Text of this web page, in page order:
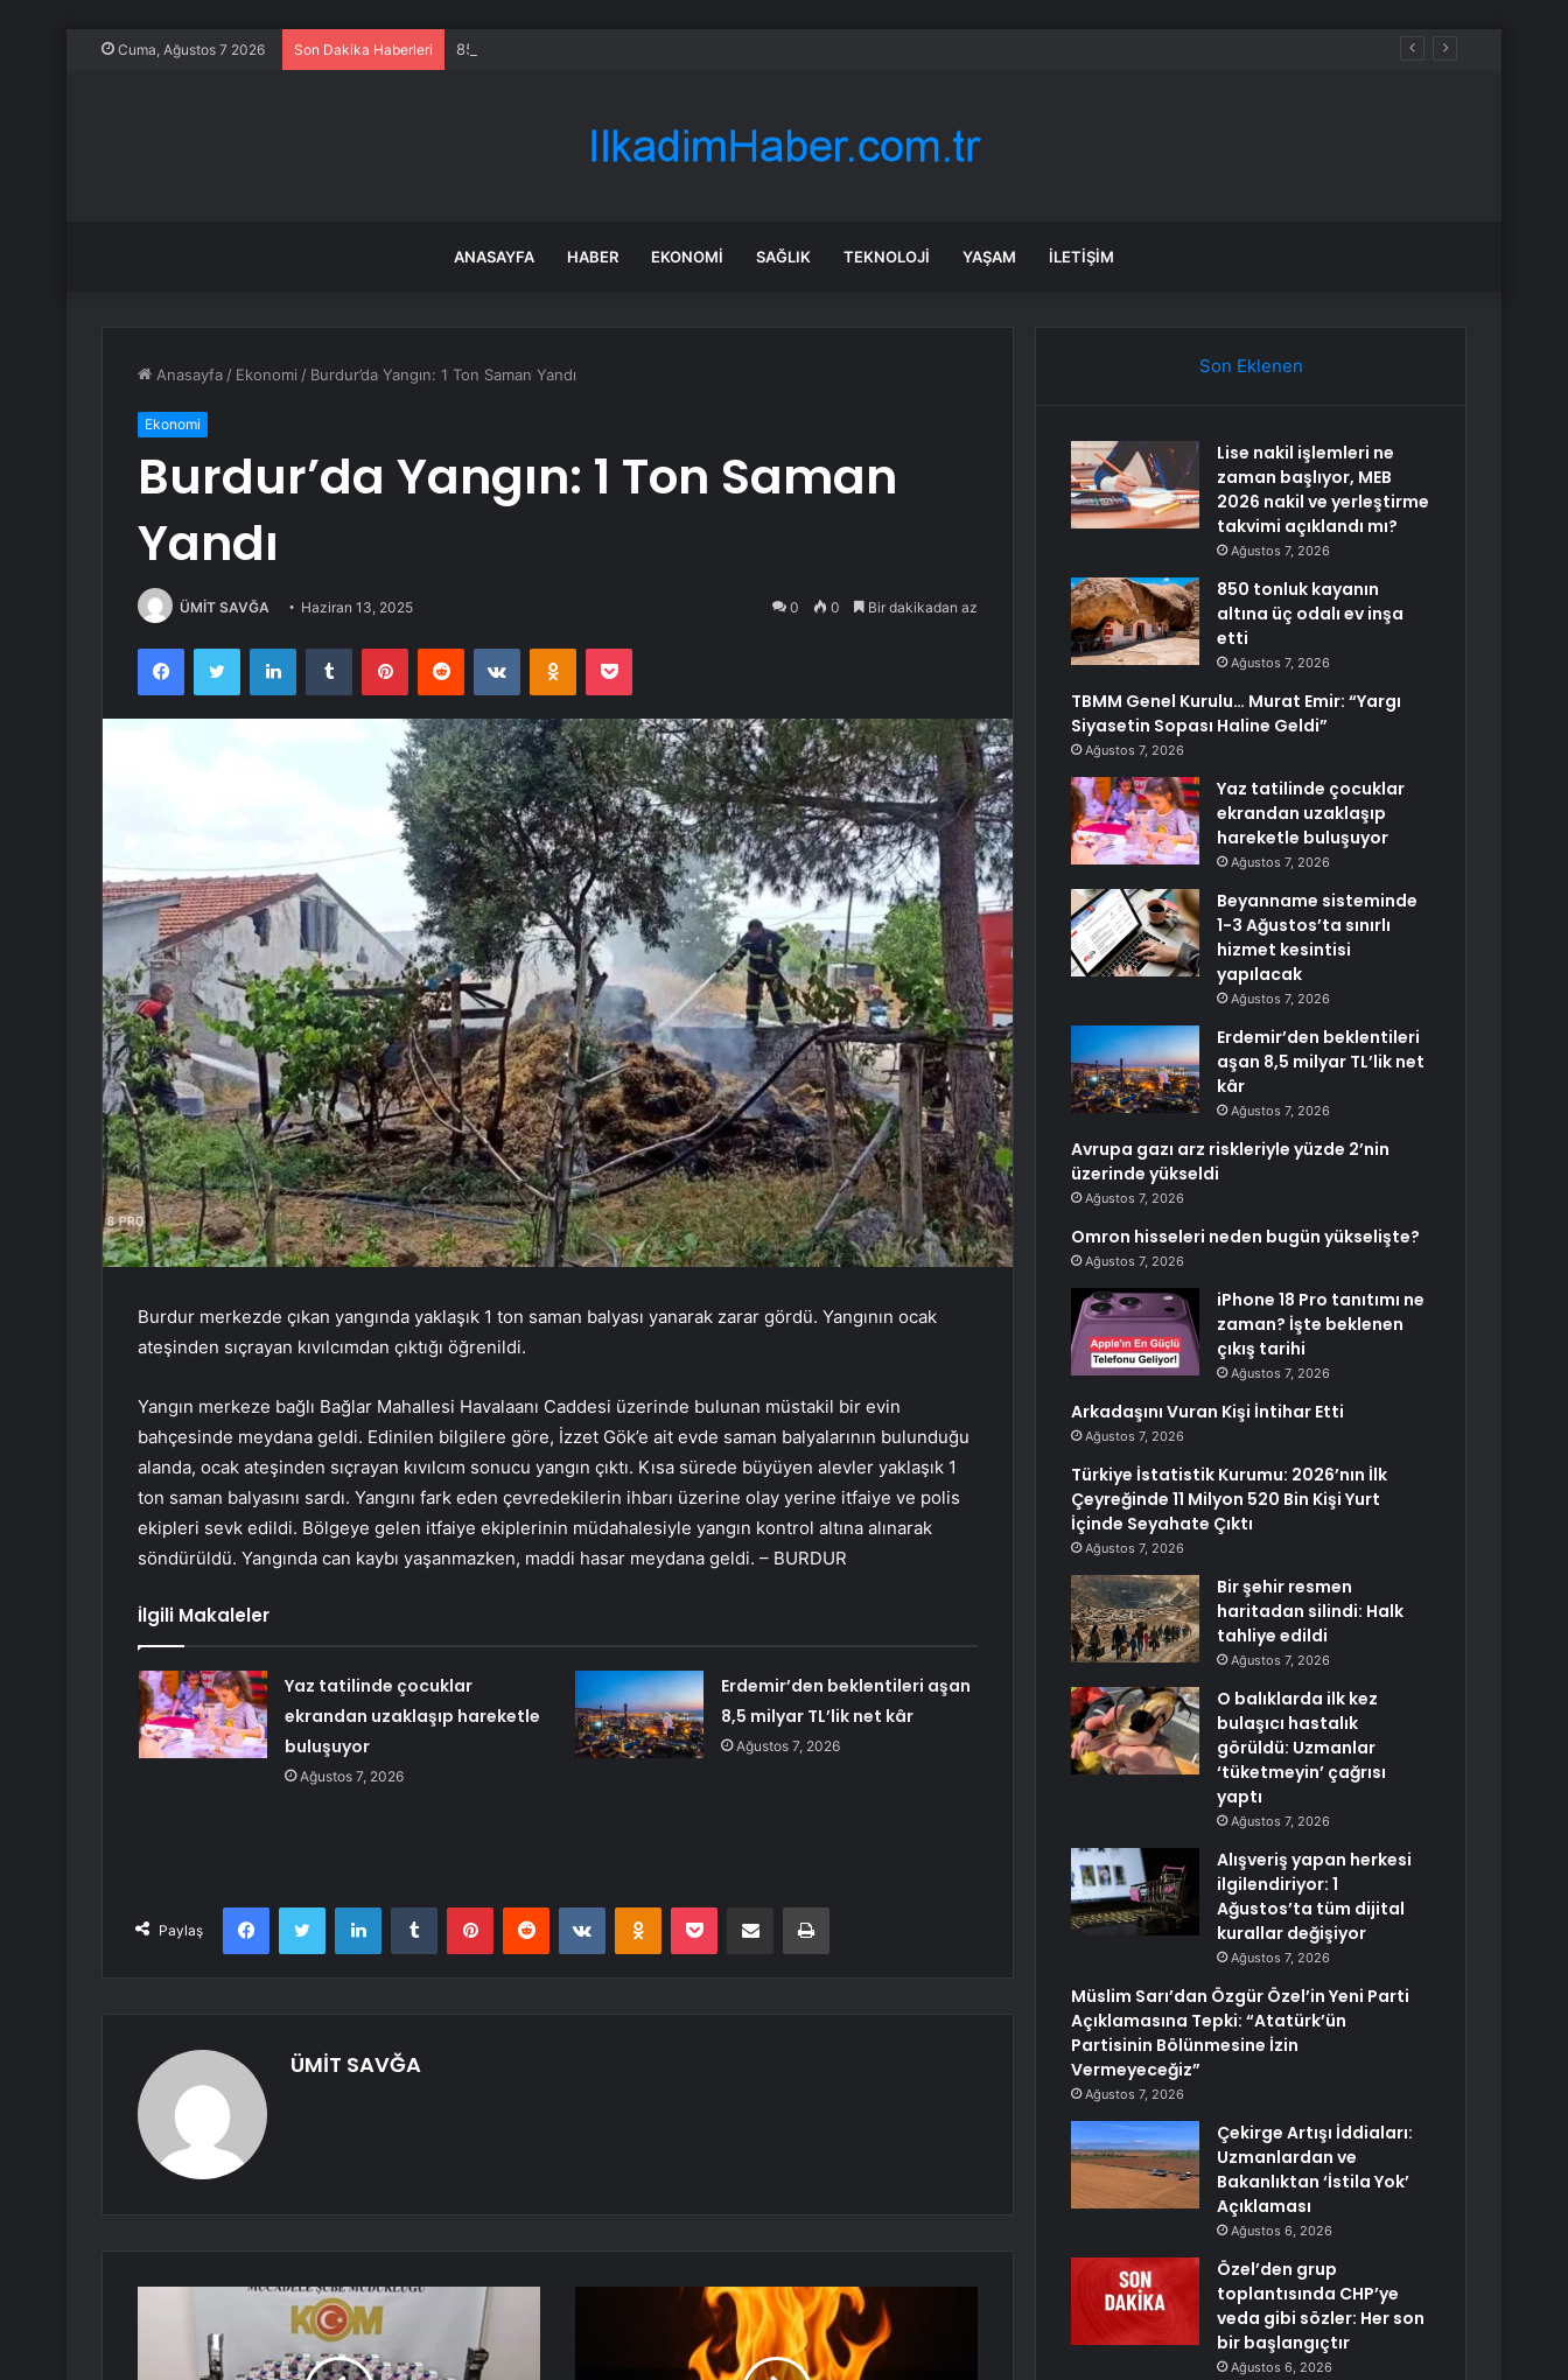
Cuma, Ağustos 7 2026 Son Dakika Haberleri 850 tonluk kayanın altına üç odalı ev inşa etti
ANASAYFA HABER EKONOMI SAĞLIK TEKNOLOJI YAŞAM İLETIŞIM
Anasayfa / Ekonomi / Burdur’da Yangın: 1 Ton Saman Yandı
Ekonomi
Burdur’da Yangın: 1 Ton Saman
Yandı
ÜMİT SAVĞA Haziran 13, 2025 0 0 Bir dakikadan az
FacebookTwitter LinkedInTumblr PinterestReddit VKontakteOdnoklassniki
Pocket
Burdur merkezde çıkan yangında yaklaşık 1 ton saman balyası yanarak zarar gördü. Yangının ocak
ateşinden sıçrayan kıvılcımdan çıktığı öğrenildi.
Yangın merkeze bağlı Bağlar Mahallesi Havalaanı Caddesi üzerinde bulunan müstakil bir evin
bahçesinde meydana geldi. Edinilen bilgilere göre, İzzet Gök’e ait evde saman balyalarının bulunduğu
alanda, ocak ateşinden sıçrayan kıvılcım sonucu yangın çıktı. Kısa sürede büyüyen alevler yaklaşık 1
ton saman balyasını sardı. Yangını fark eden çevredekilerin ihbarı üzerine olay yerine itfaiye ve polis
ekipleri sevk edildi. Bölgeye gelen itfaiye ekiplerinin müdahalesiyle yangın kontrol altına alınarak
söndürüldü. Yangında can kaybı yaşanmazken, maddi hasar meydana geldi. – BURDUR
İlgili Makaleler
Yaz tatilinde çocuklar
ekrandan uzaklaşıp hareketle
buluşuyor
Ağustos 7, 2026
Erdemir’den beklentileri aşan
8,5 milyar TL’lik net kâr
Ağustos 7, 2026
Paylaş
FacebookTwitter LinkedInTumblr PinterestReddit VKontakteOdnoklassniki
Pocket E-Posta ile paylaş Yazdır
ÜMİT SAVĞA
Son Eklenen
Lise nakil işlemleri ne
zaman başlıyor, MEB
2026 nakil ve yerleştirme
takvimi açıklandı mı?
Ağustos 7, 2026
850 tonluk kayanın
altına üç odalı ev inşa
etti
Ağustos 7, 2026
TBMM Genel Kurulu… Murat Emir: “Yargı
Siyasetin Sopası Haline Geldi”
Ağustos 7, 2026
Yaz tatilinde çocuklar
ekrandan uzaklaşıp
hareketle buluşuyor
Ağustos 7, 2026
Beyanname sisteminde
1-3 Ağustos’ta sınırlı
hizmet kesintisi
yapılacak
Ağustos 7, 2026
Erdemir’den beklentileri
aşan 8,5 milyar TL’lik net
kâr
Ağustos 7, 2026
Avrupa gazı arz riskleriyle yüzde 2’nin
üzerinde yükseldi
Ağustos 7, 2026
Omron hisseleri neden bugün yükselişte?
Ağustos 7, 2026
iPhone 18 Pro tanıtımı ne
zaman? İşte beklenen
çıkış tarihi
Ağustos 7, 2026
Arkadaşını Vuran Kişi İntihar Etti
Ağustos 7, 2026
Türkiye İstatistik Kurumu: 2026’nın İlk
Çeyreğinde 11 Milyon 520 Bin Kişi Yurt
İçinde Seyahate Çıktı
Ağustos 7, 2026
Bir şehir resmen
haritadan silindi: Halk
tahliye edildi
Ağustos 7, 2026
O balıklarda ilk kez
bulaşıcı hastalık
görüldü: Uzmanlar
‘tüketmeyin’ çağrısı
yaptı
Ağustos 7, 2026
Alışveriş yapan herkesi
ilgilendiriyor: 1
Ağustos’ta tüm dijital
kurallar değişiyor
Ağustos 7, 2026
Müslim Sarı’dan Özgür Özel’in Yeni Parti
Açıklamasına Tepki: “Atatürk’ün
Partisinin Bölünmesine İzin
Vermeyeceğiz”
Ağustos 7, 2026
Çekirge Artışı İddiaları:
Uzmanlardan ve
Bakanlıktan ‘İstila Yok’
Açıklaması
Ağustos 6, 2026
Özel’den grup
toplantısında CHP’ye
veda gibi sözler: Her son
bir başlangıçtır
Ağustos 6, 2026